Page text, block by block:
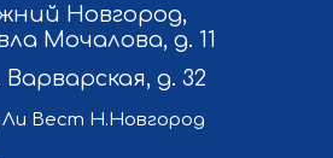
Варварская, д. 32
Новгород,
Мочалова, д. 11
Вест Н.Новгород